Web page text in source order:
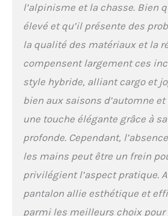
l’alpinisme et la chasse. Bien
élevé et qu’il présente des
la qualité des matériaux et la
compensent largement ces
style hybride, alliant cargo et
bien aux saisons d’automne
une touche élégante grâce à
profonde. Cependant,
les mains peut être un frein
privilégient l’aspect pratique.
pantalon allie esthétique et
parmi les meilleurs choix pour